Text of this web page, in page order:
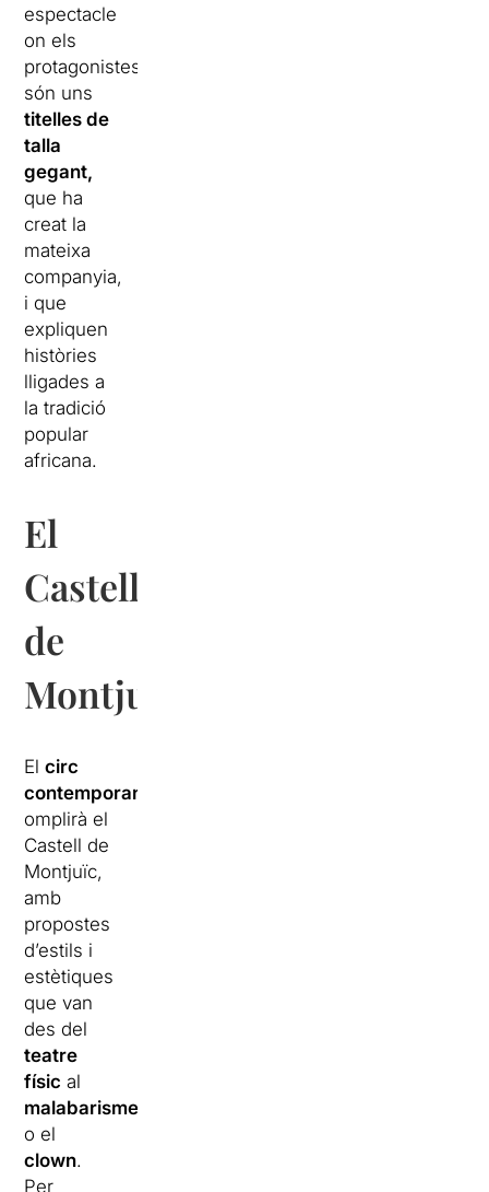
espectacle
on els
protagonistes
són uns
titelles de
talla
gegant,
que ha
creat la
mateixa
companyia,
i que
expliquen
històries
lligades a
la tradició
popular
africana.
El
Castell
de
Montjuïc
Elcirc
contemporani
omplirà el
Castell de
Montjuïc,
amb
propostes
d’estils i
estètiques
que van
des del
teatre
físic al
malabarisme
o el
clown.
Per